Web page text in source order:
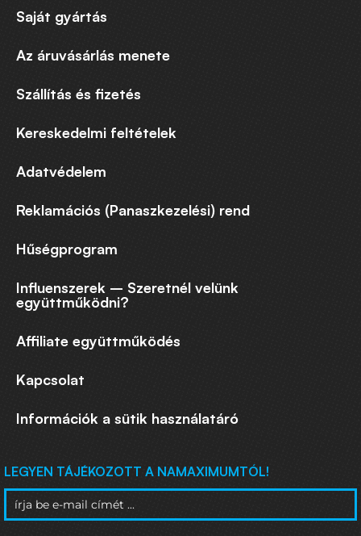
Saját gyártás
Az áruvásárlás menete
Szállítás és fizetés
Kereskedelmi feltételek
Adatvédelem
Reklamációs (Panaszkezelési) rend
Hűségprogram
Influenszerek – Szeretnél velünk
együttműködni?
Affiliate együttműködés
Kapcsolat
Információk a sütik használatáró
LEGYEN TÁJÉKOZOTT A NAMAXIMUMTÓL!